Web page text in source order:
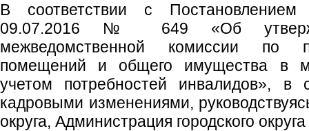
В соответствии с
09.07.2016 № 649 «Об
межведомственной комиссии по
помещений и общего имущества в
учетом потребностей инвалидов», в
кадровыми изменениями,
округа, Администрация городского